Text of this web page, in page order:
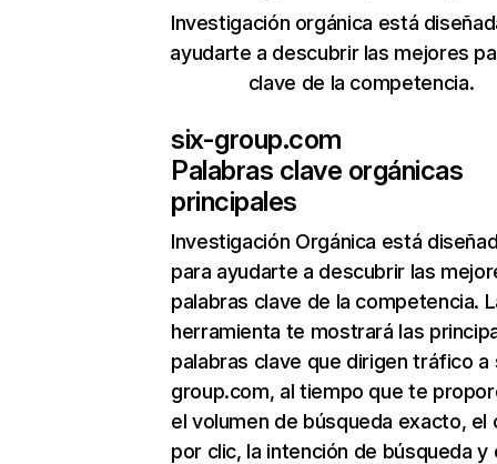
Investigación orgánica está
ayudarte a descubrir las mejores
clave de la competencia.
six-group.com
Palabras clave orgánicas
principales
Investigación Orgánica está
para ayudarte a descubrir las
palabras clave de la competencia.
herramienta te mostrará las
palabras clave que dirigen tráfico a
group.com, al tiempo que te
el volumen de búsqueda exacto, el
por clic, la intención de búsqueda y